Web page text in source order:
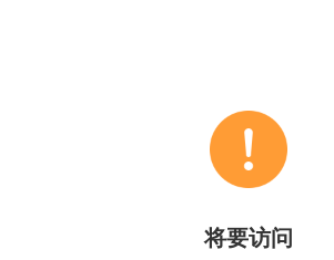
将要访问